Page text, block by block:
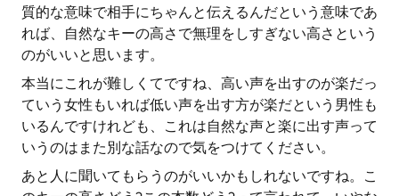
質的な意味で相手にちゃんと伝えるんだという意味であ
れば、自然なキーの高さで無理をしすぎない高さという
のがいいと思います。
本当にこれが難しくてですね、高い声を出すのが楽だっ
ていう女性もいれば低い声を出す方が楽だという男性も
いるんですけれども、これは自然な声と楽に出す声って
いうのはまた別な話なので気をつけてください。
あと人に聞いてもらうのがいいかもしれないですね。こ